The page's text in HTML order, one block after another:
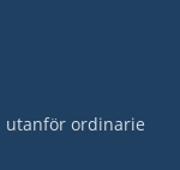
utanför ordinarie